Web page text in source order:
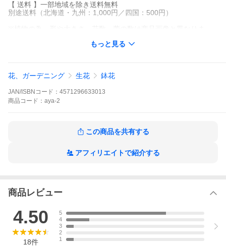
【 送料 】一部地域を除き送料無料
別途送料（北海道・九州：1,000円／四国：500円）
祝い 就任祝い 昇進祝い 退職祝い
い夫婦の日
母の日 父の日 敬老の日 お中元 お歳暮 お年賀 クリスマス バレン
上場祝い 当選祝い 新築祝い 結婚祝い 結婚記念日 内祝い 七五三
胡蝶蘭 蘭 洋蘭 花 鉢花 ラン コチョウラン 洋ラン
もっと見る
花、ガーデニング 生花 鉢花
JAN/ISBNコード： 4571296633013
商品 コード： aya-2
この商品を共有する
アフィリエイトで紹介する
商品レビュー
4.50
18件
5
4
3
2
1